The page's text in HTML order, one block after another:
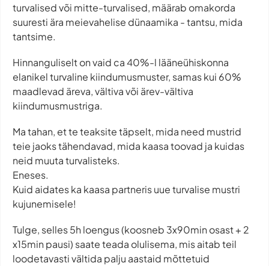
turvalised või mitte-turvalised, määrab omakorda
suuresti ära meievahelise dünaamika - tantsu, mida
tantsime.
Hinnanguliselt on vaid ca 40%-l lääneühiskonna
elanikel turvaline kiindumusmuster, samas kui 60%
maadlevad äreva, vältiva või ärev-vältiva
kiindumusmustriga.
Ma tahan, et te teaksite täpselt, mida need mustrid
teie jaoks tähendavad, mida kaasa toovad ja kuidas
neid muuta turvalisteks.
Eneses.
Kuid aidates ka kaasa partneris uue turvalise mustri
kujunemisele!
Tulge, selles 5h loengus (koosneb 3x90min osast + 2
x15min pausi) saate teada olulisema, mis aitab teil
loodetavasti vältida palju aastaid mõttetuid